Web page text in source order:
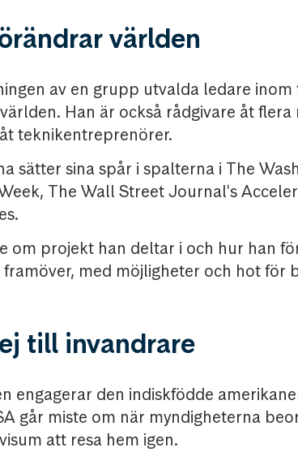
världen
av en grupp utvalda ledare
Han är också rådgivare åt flera
teknikentreprenörer.
sätter sina spår i spalterna i The
The Wall Street Journal's
om projekt han deltar i och hur han
med möjligheter och hot för
till invandrare
engagerar den indiskfödde
går miste om när myndigheterna
att resa hem igen.